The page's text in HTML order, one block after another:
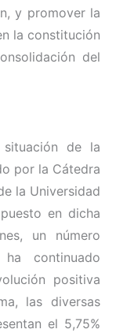
y promover la
la constitución
del
de la
por la Cátedra
la Universidad
en dicha
un número
continuado
positiva
las diversas
el 5,75%